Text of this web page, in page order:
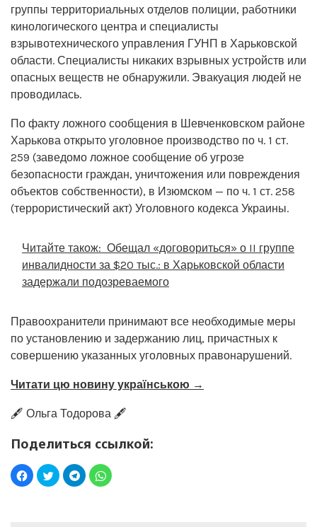
группы территориальных отделов полиции, работники
кинологического центра и специалисты
взрывотехнического управления ГУНП в Харьковской
области. Специалисты никаких взрывных устройств или
опасных веществ не обнаружили. Эвакуация людей не
проводилась.
По факту ложного сообщения в Шевченковском районе
Харькова открыто уголовное производство по ч. 1 ст.
259 (заведомо ложное сообщение об угрозе
безопасности граждан, уничтожения или повреждения
объектов собственности), в Изюмском — по ч. 1 ст. 258
(террористический акт) Уголовного кодекса Украины.
Читайте також: Обещал «договориться» о II группе
инвалидности за $20 тыс.: в Харьковской области
задержали подозреваемого
Правоохранители принимают все необходимые меры
по установлению и задержанию лиц, причастных к
совершению указанных уголовных правонарушений.
Читати цю новину українською →
🖋️ Ольга Тодорова 🖋️
Поделиться ссылкой: